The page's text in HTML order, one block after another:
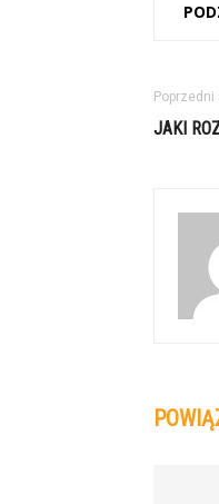
Poprzedni
JAKI